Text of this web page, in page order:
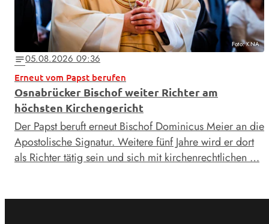
Foto: KNA
notes05.08.2026 09:36
Erneut vom Papst berufen
Osnabrücker Bischof weiter Richter am
höchsten Kirchengericht
Der Papst beruft erneut Bischof Dominicus Meier an die
Apostolische Signatur. Weitere fünf Jahre wird er dort
als Richter tätig sein und sich mit kirchenrechtlichen …